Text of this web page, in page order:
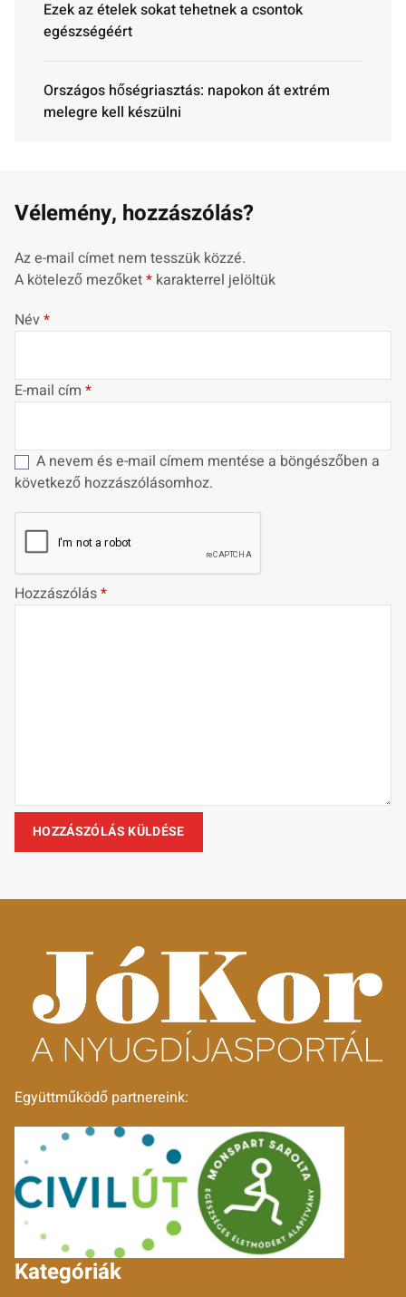
Ezek az ételek sokat tehetnek a csontok
egészségéért
Országos hőségriasztás: napokon át extrém
melegre kell készülni
Vélemény, hozzászólás?
Az e-mail címet nem tesszük közzé.
A kötelező mezőket* karakterrel jelöltük
Név*
E-mail cím *
A nevem és e-mail címem mentése a böngészőben a
következő hozzászólásomhoz.
Hozzászólás*
Együttműködő partnereink:
Kategóriák